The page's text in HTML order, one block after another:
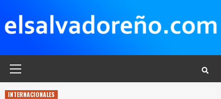
contenido
INTERNACIONALES